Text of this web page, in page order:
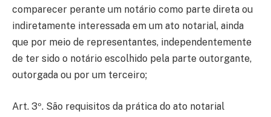
comparecer perante um notário como parte direta ou
indiretamente interessada em um ato notarial, ainda
que por meio de representantes, independentemente
de ter sido o notário escolhido pela parte outorgante,
outorgada ou por um terceiro;
Art. 3º. São requisitos da prática do ato notarial